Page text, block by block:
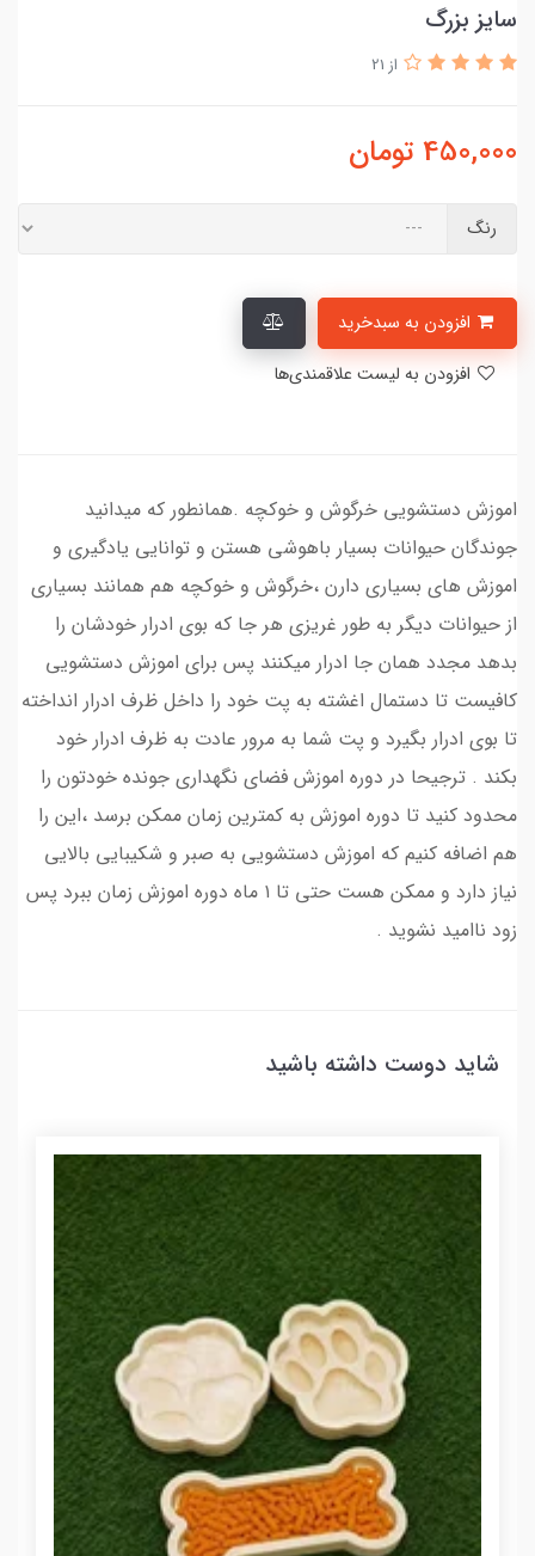
سایز بزرگ
از 21
450,000 تومان
رنگ
​​​​اموزش دستشویی خرگوش و خوکچه .همانطور که میدانید
جوندگان حیوانات بسیار باهوشی هستن و توانایی یادگیری و
اموزش های بسیاری دارن ،خرگوش و خوکچه هم همانند بسیاری
از حیوانات دیگر به طور غریزی هر جا که بوی ادرار خودشان را
بدهد مجدد همان جا ادرار میکنند پس برای اموزش دستشویی
کافیست تا دستمال اغشته به پت خود را داخل ظرف ادرار انداخته
تا بوی ادرار بگیرد و پت شما به مرور عادت به ظرف ادرار خود
بکند . ترجیحا در دوره اموزش فضای نگهداری جونده خودتون را
محدود کنید تا دوره اموزش به کمترین زمان ممکن برسد ،این را
هم اضافه کنیم که اموزش دستشویی به صبر و شکیبایی بالایی
نیاز دارد و ممکن هست حتی تا ۱ ماه دوره اموزش زمان ببرد پس
زود ناامید نشوید .
شاید دوست داشته باشید